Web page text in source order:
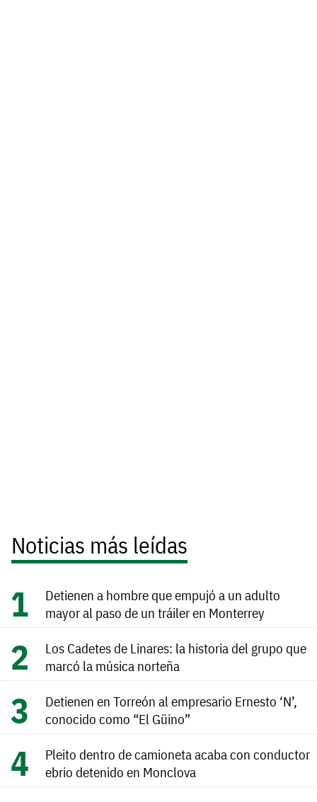
Noticias más leídas
Detienen a hombre que empujó a un adulto
mayor al paso de un tráiler en Monterrey
Los Cadetes de Linares: la historia del grupo que
marcó la música norteña
Detienen en Torreón al empresario Ernesto ‘N’,
conocido como “El Güino”
Pleito dentro de camioneta acaba con conductor
ebrio detenido en Monclova